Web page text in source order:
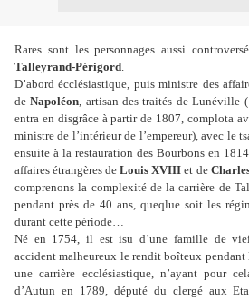
Rares sont les personnages aussi
Talleyrand-Périgord.
D’abord écclésiastique, puis ministre des
deNapoléon, artisan des traités de Lunéville
entra en disgrâce à partir de 1807, complota
ministre de l’intérieur de l’empereur), avec le
ensuite à la restauration des Bourbons en
affaires étrangères deLouis XVIII et de
comprenons la complexité de la carrière de
pendant près de 40 ans, queqlue soit les
durant cette période…
Né en 1754, il est isu d’une famille de
accident malheureux le rendit boîteux pendant
une carrière ecclésiastique, n’ayant pour
d’Autun en 1789, député du clergé aux